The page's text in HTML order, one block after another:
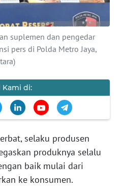
suplemen dan pengedar
pers di Polda Metro Jaya,
Kami di:
selaku produsen
produknya selalu
baik mulai dari
ke konsumen.